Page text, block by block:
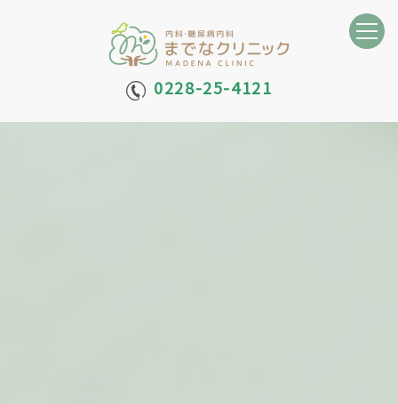
0228-25-4121